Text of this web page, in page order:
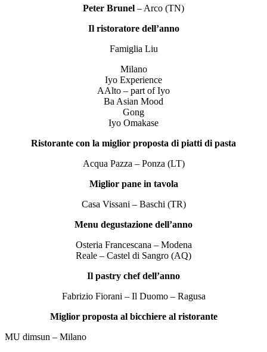
Peter Brunel – Arco (TN)
Il ristoratore dell’anno
Famiglia Liu
Milano
Iyo Experience
AAlto – part of Iyo
Ba Asian Mood
Gong
Iyo Omakase
Ristorante con la miglior proposta di piatti di pasta
Acqua Pazza – Ponza (LT)
Miglior pane in tavola
Casa Vissani – Baschi (TR)
Menu degustazione dell’anno
Osteria Francescana – Modena
Reale – Castel di Sangro (AQ)
Il pastry chef dell’anno
Fabrizio Fiorani – Il Duomo – Ragusa
Miglior proposta al bicchiere al ristorante
MU dimsun – Milano